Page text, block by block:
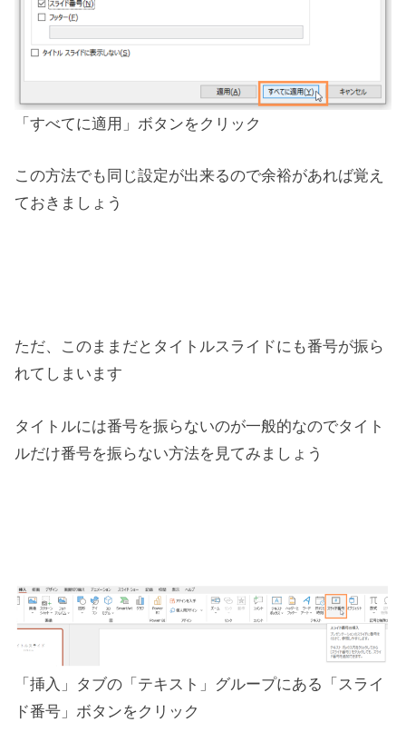
「すべてに適用」ボタンをクリック
この方法でも同じ設定が出来るので余裕があれば覚え
ておきましょう
ただ、このままだとタイトルスライドにも番号が振ら
れてしまいます
タイトルには番号を振らないのが一般的なのでタイト
ルだけ番号を振らない方法を見てみましょう
「挿入」タブの「テキスト」グループにある「スライ
ド番号」ボタンをクリック